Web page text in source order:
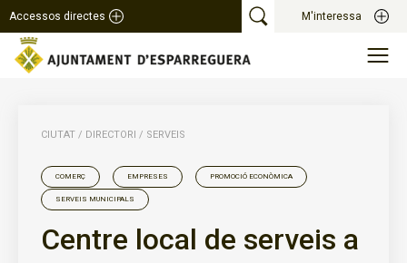
Accessos directes M'interessa
CIUTAT / DIRECTORI / SERVEIS
COMERÇ EMPRESES PROMOCIÓ ECONÒMICA
SERVEIS MUNICIPALS
Centre local de serveis a